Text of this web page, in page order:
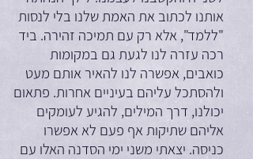
אותנו לכתוב את האמת שלנו בלי לנסות
"ללמד", אלא רק עם תמיכה זהירה. ביד
רכה עזרה לנו לגעת גם במקומות
כואבים, אפשרה לנו להאיר אותם מעט
ולהסתכל עליהם בעיניים אחרות. פתאום
יכולנו, דרך המילים, להגיע לעומקים
אליהם שתיקות אף פעם לא אפשרו
כניסה. יצאתי משני ימי הסדנה האלו עם